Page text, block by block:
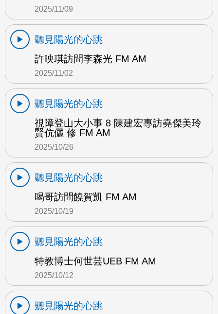
2025/11/09
聽見陽光的心跳
許映琪訪問李森光 FM AM
2025/11/02
聽見陽光的心跳
視障登山大小事 8 陳建宏專訪堯傑美玲
賢伉儷 修 FM AM
2025/10/26
聽見陽光的心跳
喝哥訪問饒賀凱 FM AM
2025/10/19
聽見陽光的心跳
特教博士何世芸UEB FM AM
2025/10/12
聽見陽光的心跳